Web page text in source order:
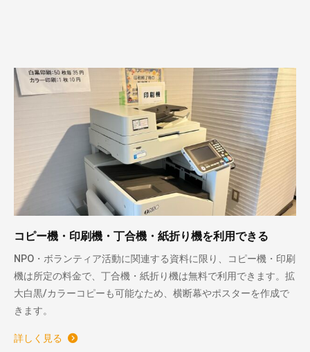
コピー機・印刷機・丁合機・紙折り機を利用できる
NPO・ボランティア活動に関連する資料に限り、コピー機・印刷
機は所定の料金で、丁合機・紙折り機は無料で利用できます。拡
大白黒/カラーコピーも可能なため、横断幕やポスターを作成で
きます。
詳しく見る